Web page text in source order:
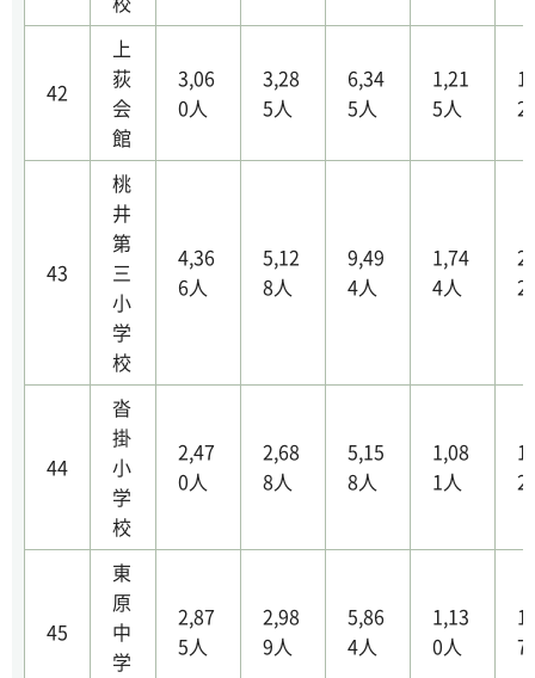
42
上
荻
会
館
3,06
0人
3,28
5人
6,34
5人
1,21
5人
2
43
桃
井
第
三
小
学
校
4,36
6人
5,12
8人
9,49
4人
1,74
4人
2
44
沓
掛
小
学
校
2,47
0人
2,68
8人
5,15
8人
1,08
1人
2
45
東
原
中
学
2,87
5人
2,98
9人
5,86
4人
1,13
0人
7